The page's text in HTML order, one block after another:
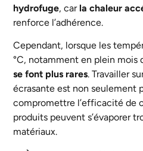
hydrofuge, car la chaleur
renforce l’adhérence.
Cependant, lorsque les
°C, notamment en plein mois
se font plus rares. Travailler
écrasante est non seulement
compromettre l’efficacité de
produits peuvent s’évaporer
matériaux.